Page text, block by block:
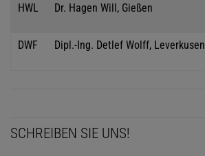
HWL Dr. Hagen Will, Gießen
DWF Dipl.-Ing. Detlef Wolff, Leverkusen
SCHREIBEN SIE UNS!